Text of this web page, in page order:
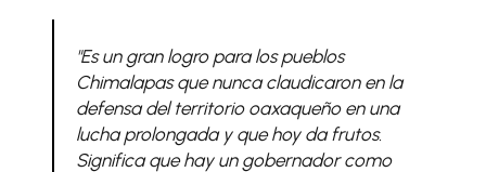
"Es un gran logro para los pueblos
Chimalapas que nunca claudicaron en la
defensa del territorio oaxaqueño en una
lucha prolongada y que hoy da frutos.
Significa que hay un gobernador como